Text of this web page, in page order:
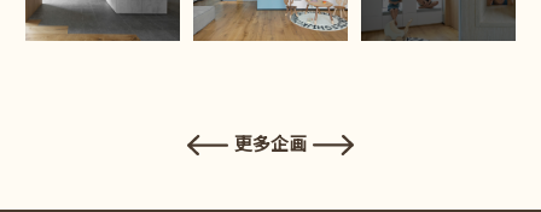
更多企画